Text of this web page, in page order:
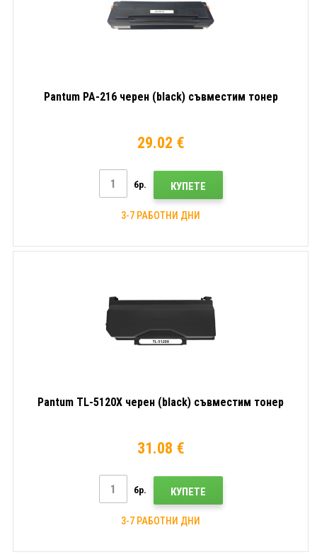
Pantum PA-216 черен (black) съвместим тонер
29.02 €
бр. КУПЕТЕ
3-7 РАБОТНИ ДНИ
Pantum TL-5120X черен (black) съвместим тонер
31.08 €
бр. КУПЕТЕ
3-7 РАБОТНИ ДНИ